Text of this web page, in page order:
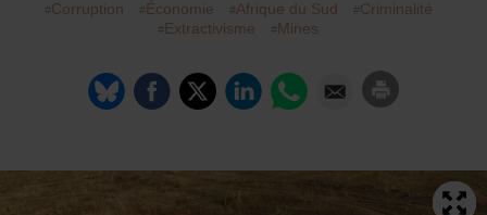
Corruption Économie Afrique du Sud
Criminalité
Extractivisme
Mines